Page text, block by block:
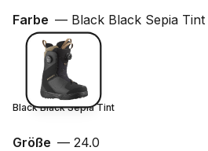
Farbe — Black Black Sepia Tint
Black Black Sepia Tint
Größe — 24.0